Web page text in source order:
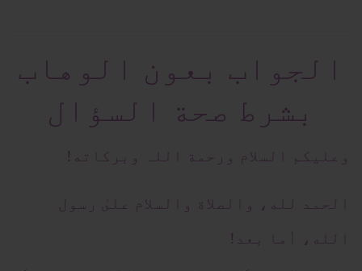
الجواب بعون الوهاب
بشرط صحة السؤال
وعلیکم السلام ورحمة اللہ وبرکاته!
الحمد لله، والصلاة والسلام علىٰ رسول
الله، أما بعد!